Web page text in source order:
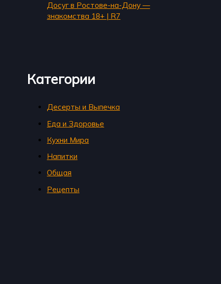
Досуг в Ростове-на-Дону —
знакомства 18+ | R7
Категории
Десерты и Выпечка
Еда и Здоровье
Кухни Мира
Напитки
Общая
Рецепты